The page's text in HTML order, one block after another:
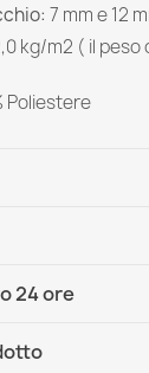
7 mm e 12
kg/m2 ( il peso
Poliestere
24 ore